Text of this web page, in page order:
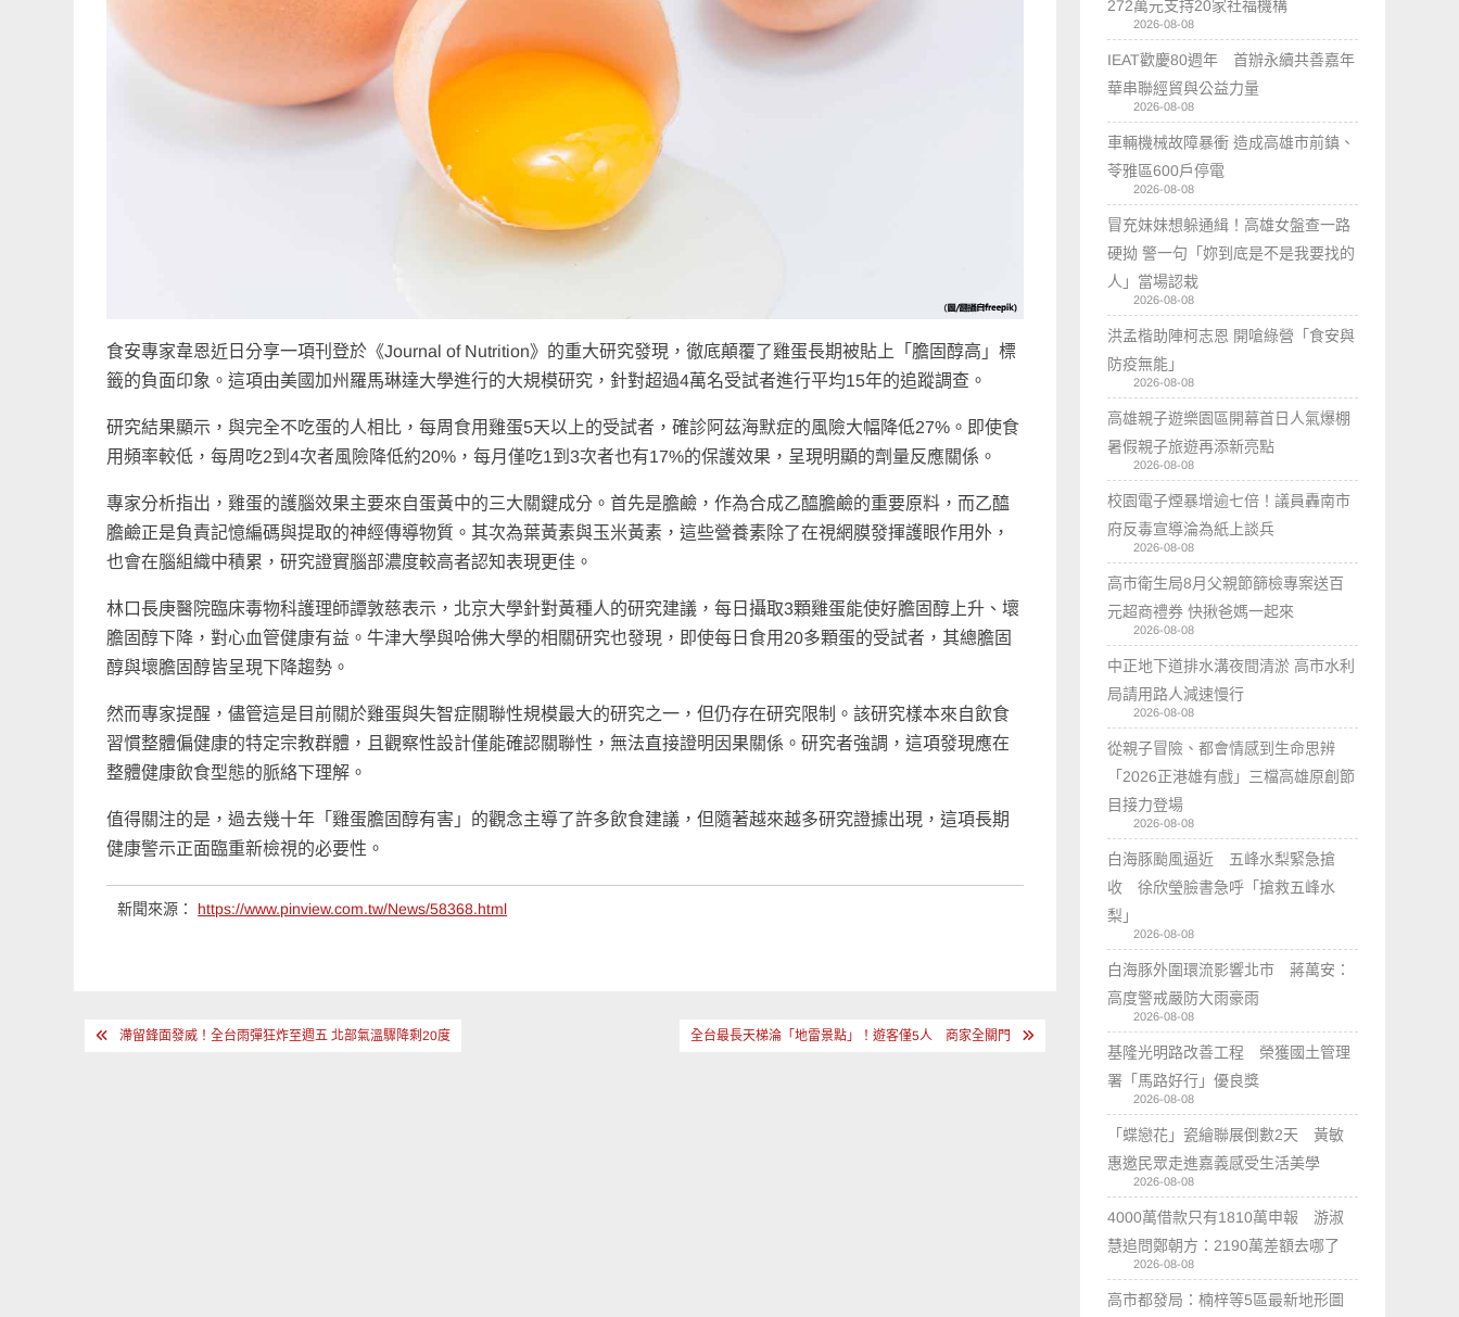
食安專家韋恩近日分享一項刊登於《Journal of Nutrition》的重大研究發現，徹底顛覆了雞蛋長期被貼上「膽固醇高」標
籤的負面印象。這項由美國加州羅馬琳達大學進行的大規模研究，針對超過4萬名受試者進行平均15年的追蹤調查。
研究結果顯示，與完全不吃蛋的人相比，每周食用雞蛋5天以上的受試者，確診阿茲海默症的風險大幅降低27%。即使食
用頻率較低，每周吃2到4次者風險降低約20%，每月僅吃1到3次者也有17%的保護效果，呈現明顯的劑量反應關係。
專家分析指出，雞蛋的護腦效果主要來自蛋黃中的三大關鍵成分。首先是膽鹼，作為合成乙醯膽鹼的重要原料，而乙醯
膽鹼正是負責記憶編碼與提取的神經傳導物質。其次為葉黃素與玉米黃素，這些營養素除了在視網膜發揮護眼作用外，
也會在腦組織中積累，研究證實腦部濃度較高者認知表現更佳。
林口長庚醫院臨床毒物科護理師譚敦慈表示，北京大學針對黃種人的研究建議，每日攝取3顆雞蛋能使好膽固醇上升、壞
膽固醇下降，對心血管健康有益。牛津大學與哈佛大學的相關研究也發現，即使每日食用20多顆蛋的受試者，其總膽固
醇與壞膽固醇皆呈現下降趨勢。
然而專家提醒，儘管這是目前關於雞蛋與失智症關聯性規模最大的研究之一，但仍存在研究限制。該研究樣本來自飲食
習慣整體偏健康的特定宗教群體，且觀察性設計僅能確認關聯性，無法直接證明因果關係。研究者強調，這項發現應在
整體健康飲食型態的脈絡下理解。
值得關注的是，過去幾十年「雞蛋膽固醇有害」的觀念主導了許多飲食建議，但隨著越來越多研究證據出現，這項長期
健康警示正面臨重新檢視的必要性。
新聞來源： https://www.pinview.com.tw/News/58368.html
文 滯留鋒面發威！全台雨彈狂炸至週五 北部氣溫驟降剩20度 全台最長天梯淪「地雷景點」！遊客僅5人 商家全關門
272萬元支持20家社福機構
2026-08-08
IEAT歡慶80週年 首辦永續共善嘉年
華串聯經貿與公益力量
2026-08-08
車輛機械故障暴衝 造成高雄市前鎮、
苓雅區600戶停電
2026-08-08
冒充妹妹想躲通緝！高雄女盤查一路
硬拗 警一句「妳到底是不是我要找的
人」當場認栽
2026-08-08
洪孟楷助陣柯志恩 開嗆綠營「食安與
防疫無能」
2026-08-08
高雄親子遊樂園區開幕首日人氣爆棚
暑假親子旅遊再添新亮點
2026-08-08
校園電子煙暴增逾七倍！議員轟南市
府反毒宣導淪為紙上談兵
2026-08-08
高市衛生局8月父親節篩檢專案送百
元超商禮券 快揪爸媽一起來
2026-08-08
中正地下道排水溝夜間清淤 高市水利
局請用路人減速慢行
2026-08-08
從親子冒險、都會情感到生命思辨
「2026正港雄有戲」三檔高雄原創節
目接力登場
2026-08-08
白海豚颱風逼近 五峰水梨緊急搶
收 徐欣瑩臉書急呼「搶救五峰水
梨」
2026-08-08
白海豚外圍環流影響北市 蔣萬安：
高度警戒嚴防大雨豪雨
2026-08-08
基隆光明路改善工程 榮獲國土管理
署「馬路好行」優良獎
2026-08-08
「蝶戀花」瓷繪聯展倒數2天 黃敏
惠邀民眾走進嘉義感受生活美學
2026-08-08
4000萬借款只有1810萬申報 游淑
慧追問鄭朝方：2190萬差額去哪了
2026-08-08
高市都發局：楠梓等5區最新地形圖